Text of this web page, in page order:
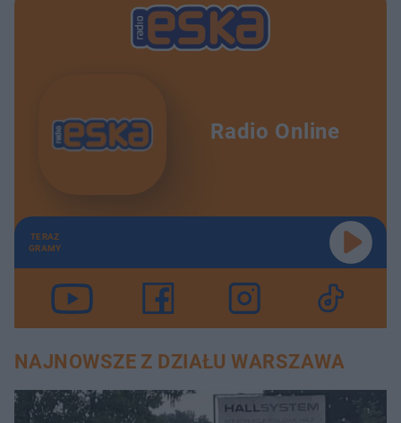
Radio Online
TERAZ
GRAMY
NAJNOWSZE Z DZIAŁU WARSZAWA